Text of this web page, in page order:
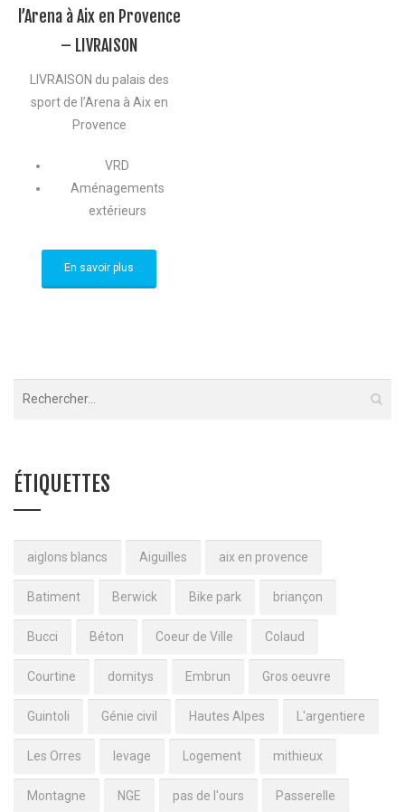
l’Arena à Aix en Provence
– LIVRAISON
LIVRAISON du palais des
sport de l’Arena à Aix en
Provence
VRD
Aménagements
extérieurs
En savoir plus
ÉTIQUETTES
aiglons blancs Aiguilles aix en provence
Batiment Berwick Bike park briançon
Bucci Béton Coeur de Ville Colaud
Courtine domitys Embrun Gros oeuvre
Guintoli Génie civil Hautes Alpes L'argentiere
Les Orres levage Logement mithieux
Montagne NGE pas de l'ours Passerelle